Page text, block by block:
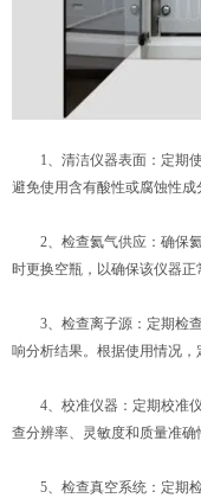
1、清洁仪器表面：定期使
避免使用含有酸性或腐蚀性成
2、检查氦气供应：确保氦
时更换空瓶，以确保该仪器正
3、检查离子源：定期检查
响分析结果。根据使用情况，
4、校准仪器：定期校准仪
查分辨率、灵敏度和质量准确
5、检查真空系统：定期检